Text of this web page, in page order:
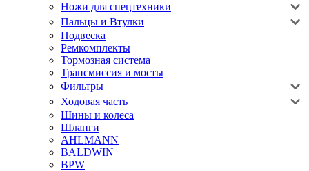
Ножи для спецтехники
Пальцы и Втулки
Подвеска
Ремкомплекты
Тормозная система
Трансмиссия и мосты
Фильтры
Ходовая часть
Шины и колеса
Шланги
AHLMANN
BALDWIN
BPW